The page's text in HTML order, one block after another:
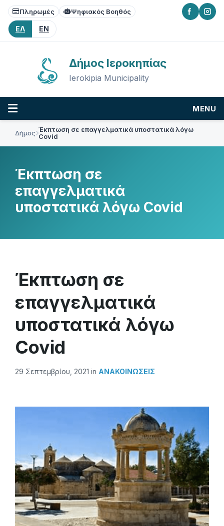
Skip
content
Skip
main
navigation
Skip
footer
Πληρωμές Ψηφιακός Βοηθός
ΕΛ EN
Δήμος Ιεροκηπίας
Ierokipia Municipality
MENU
Δήμος Έκπτωση σε επαγγελματικά υποστατικά λόγω
Covid
Έκπτωση σε
επαγγελματικά
υποστατικά λόγω Covid
Έκπτωση σε
επαγγελματικά
υποστατικά λόγω
Covid
29 Σεπτεμβρίου, 2021 in ΑΝΑΚΟΙΝΏΣΕΙΣ